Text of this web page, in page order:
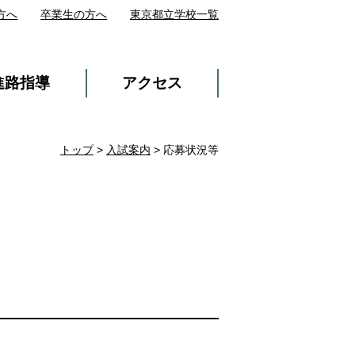
路指導 アクセス
へ 卒業生の方へ 東京都立学校一覧
トップ> 入試案内 > 応募状況等